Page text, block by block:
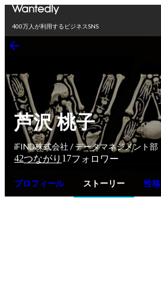
400万人が利用するビジネスSNS
芦沢 桃子
iFIND株式会社 / データマネジメント部
42つながり 17フォロワー
プロフィール ストーリー 性格